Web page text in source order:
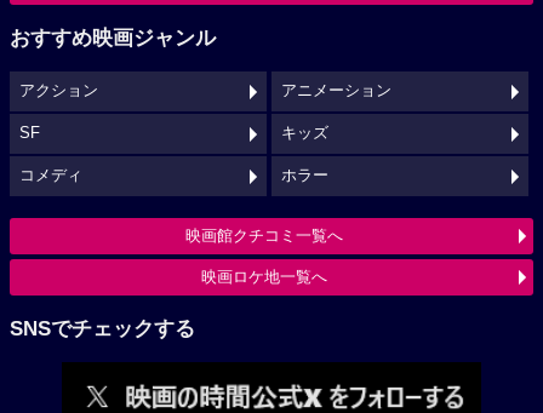
おすすめ映画ジャンル
アクション アニメーション
SF キッズ
コメディ ホラー
映画館クチコミ一覧へ
映画ロケ地一覧へ
SNSでチェックする